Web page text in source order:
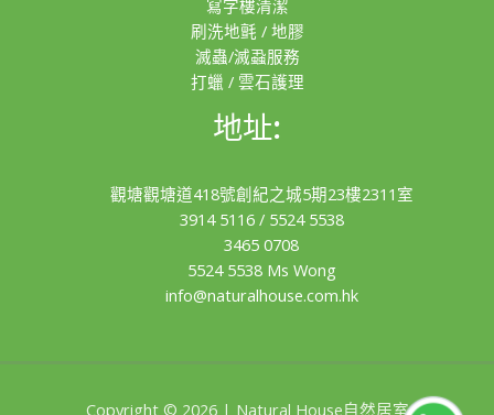
寫字樓清潔
刷洗地氈 / 地膠
滅蟲/滅蝨服務
打蠟 / 雲石護理
地址:
觀塘觀塘道418號創紀之城5期23樓2311室
3914 5116/ 5524 5538
3465 0708
5524 5538 Ms Wong
info@naturalhouse.com.hk
Copyright © 2026 | Natural House自然居室